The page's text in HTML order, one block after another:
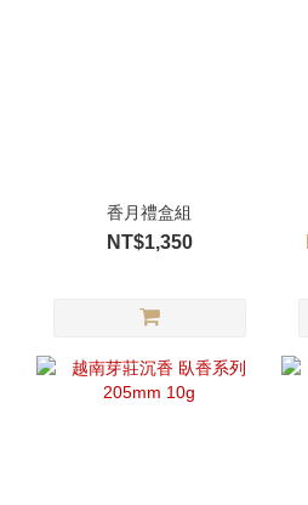
香月禮盒組
NT$1,350